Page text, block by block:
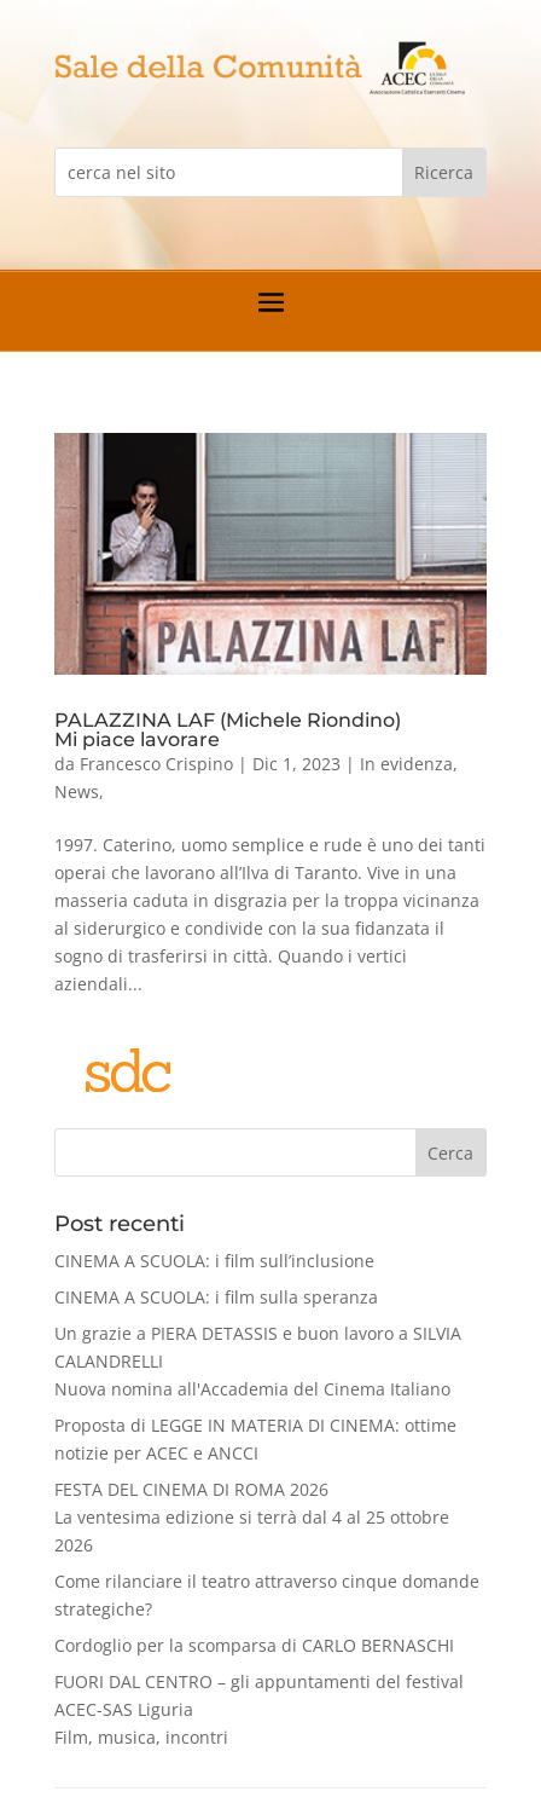
PALAZZINA LAF (Michele Riondino)
Mi piace lavorare
da Francesco Crispino| Dic 1, 2023 | In evidenza,
News,
1997. Caterino, uomo semplice e rude è uno dei tanti
operai che lavorano all’Ilva di Taranto. Vive in una
masseria caduta in disgrazia per la troppa vicinanza
al siderurgico e condivide con la sua fidanzata il
sogno di trasferirsi in città. Quando i vertici
aziendali...
Cerca
Post recenti
CINEMA A SCUOLA: i film sull’inclusione
CINEMA A SCUOLA: i film sulla speranza
Un grazie a PIERA DETASSIS e buon lavoro a SILVIA
CALANDRELLI
Nuova nomina all'Accademia del Cinema Italiano
Proposta di LEGGE IN MATERIA DI CINEMA: ottime
notizie per ACEC e ANCCI
FESTA DEL CINEMA DI ROMA 2026
La ventesima edizione si terrà dal 4 al 25 ottobre
2026
Come rilanciare il teatro attraverso cinque domande
strategiche?
Cordoglio per la scomparsa di CARLO BERNASCHI
FUORI DAL CENTRO – gli appuntamenti del festival
ACEC-SAS Liguria
Film, musica, incontri